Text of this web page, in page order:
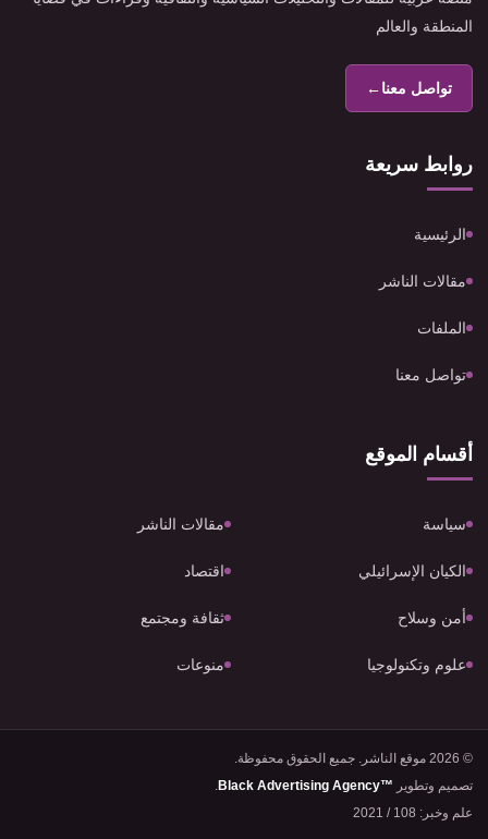
المنطقة والعالم
تواصل معنا←
روابط سريعة
الرئيسية
مقالات الناشر
الملفات
تواصل معنا
أقسام الموقع
سياسة مقالات الناشر
الكيان الإسرائيلي اقتصاد
أمن وسلاح ثقافة ومجتمع
علوم وتكنولوجيا منوعات
© 2026 موقع الناشر. جميع الحقوق محفوظة.
تصميم وتطوير Black Advertising Agency™
.
علم وخبر: 108 / 2021